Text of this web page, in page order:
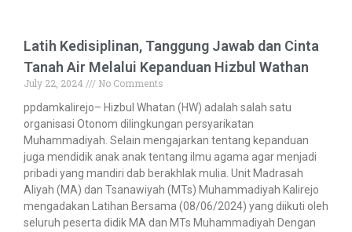
Latih Kedisiplinan, Tanggung Jawab dan Cinta
Tanah Air Melalui Kepanduan Hizbul Wathan
July 22, 2024
No Comments
ppdamkalirejo– Hizbul Whatan (HW) adalah salah satu
organisasi Otonom dilingkungan persyarikatan
Muhammadiyah. Selain mengajarkan tentang kepanduan
juga mendidik anak anak tentang ilmu agama agar menjadi
pribadi yang mandiri dab berakhlak mulia. Unit Madrasah
Aliyah (MA) dan Tsanawiyah (MTs) Muhammadiyah Kalirejo
mengadakan Latihan Bersama (08/06/2024) yang diikuti oleh
seluruh peserta didik MA dan MTs Muhammadiyah Dengan